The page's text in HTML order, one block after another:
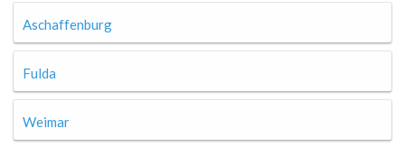
Aschaffenburg
Fulda
Weimar